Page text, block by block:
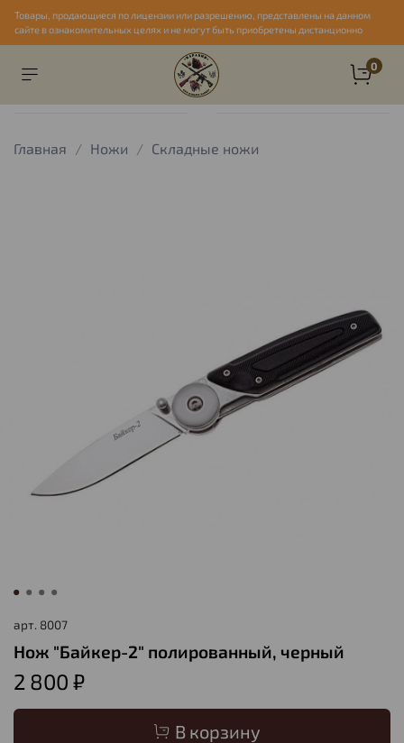
Товары, продающиеся по лицензии или разрешению, представлены на данном
сайте в ознакомительных целях и не могут быть приобретены дистанционно
0
Главная Ножи Складные ножи
арт. 8007
Нож "Байкер-2" полированный, черный
2 800 ₽
В корзину